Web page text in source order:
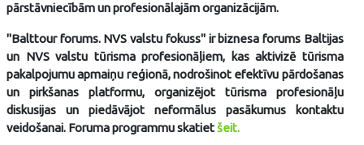
pārstāvniecībām un profesionālajām organizācijām.
"Balttour forums. NVS valstu fokuss" ir biznesa forums Baltijas
un NVS valstu tūrisma profesionāļiem, kas aktivizē tūrisma
pakalpojumu apmaiņu reģionā, nodrošinot efektīvu pārdošanas
un pirkšanas platformu, organizējot tūrisma profesionāļu
diskusijas un piedāvājot neformālus pasākumus kontaktu
veidošanai. Foruma programmu skatietšeit.